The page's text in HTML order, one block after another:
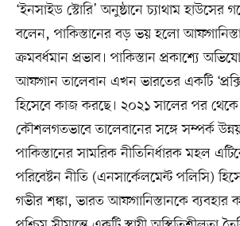
‘ইনসাইড স্টোরি’ অনুষ্ঠানে চ্যাথাম হাউসের
বলেন, পাকিস্তানের বড় ভয় হলো
ক্রমবর্ধমান প্রভাব। পাকিস্তান প্রকাশ্যে
আফগান তালেবান এখন ভারতের একটি
হিসেবে কাজ করছে। ২০২১ সালের পর
কৌশলগতভাবে তালেবানের সঙ্গে সম্পর্ক
পাকিস্তানের সামরিক নীতিনির্ধারক মহল
পরিবেষ্টন নীতি (এনসার্কেলমেন্ট পলিসি)
গভীর শঙ্কা, ভারত আফগানিস্তানকে ব্যবহার